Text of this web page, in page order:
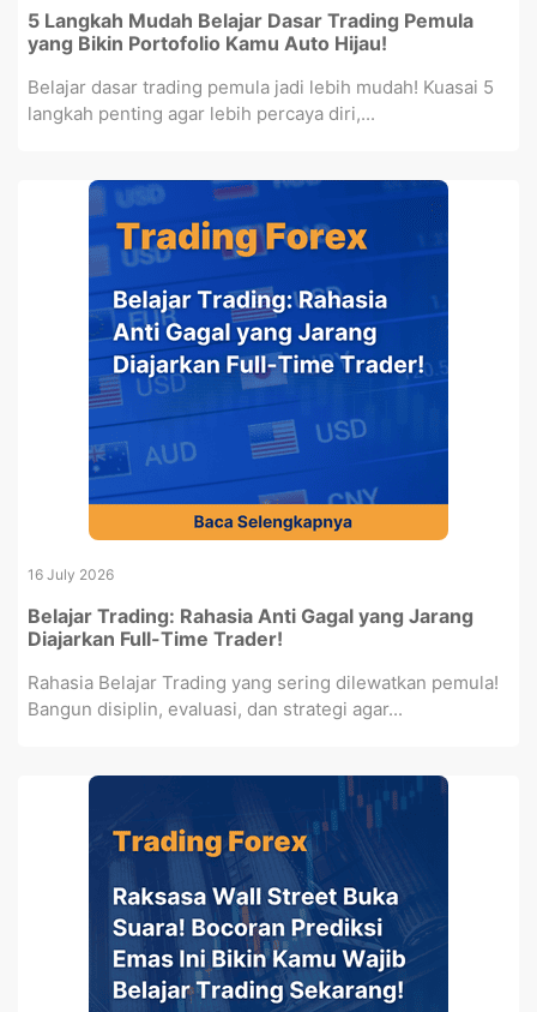
5 Langkah Mudah Belajar Dasar Trading Pemula
yang Bikin Portofolio Kamu Auto Hijau!
Belajar dasar trading pemula jadi lebih mudah! Kuasai 5
langkah penting agar lebih percaya diri,...
16 July 2026
Belajar Trading: Rahasia Anti Gagal yang Jarang
Diajarkan Full-Time Trader!
Rahasia Belajar Trading yang sering dilewatkan pemula!
Bangun disiplin, evaluasi, dan strategi agar...